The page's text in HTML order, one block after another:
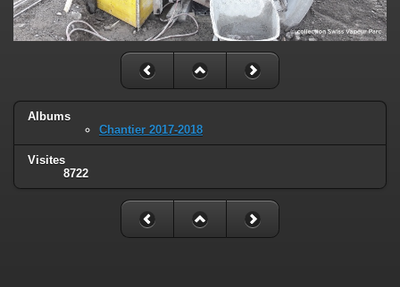
Albums
Chantier 2017-2018
Visites
8722